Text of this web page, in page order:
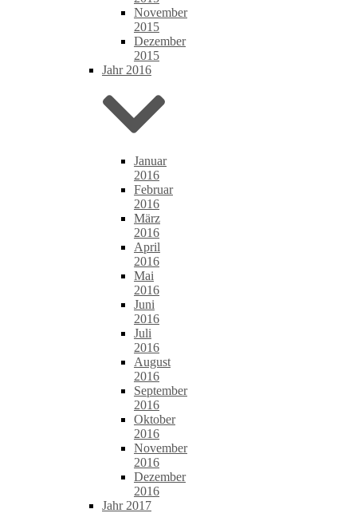
November
2015
Dezember
2015
Jahr 2016
Januar
2016
Februar
2016
März
2016
April
2016
Mai
2016
Juni
2016
Juli
2016
August
2016
September
2016
Oktober
2016
November
2016
Dezember
2016
Jahr 2017